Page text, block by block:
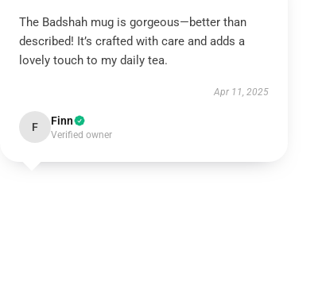
The Badshah mug is gorgeous—better than
described! It’s crafted with care and adds a
lovely touch to my daily tea.
Apr 11, 2025
F Finn
Verified owner